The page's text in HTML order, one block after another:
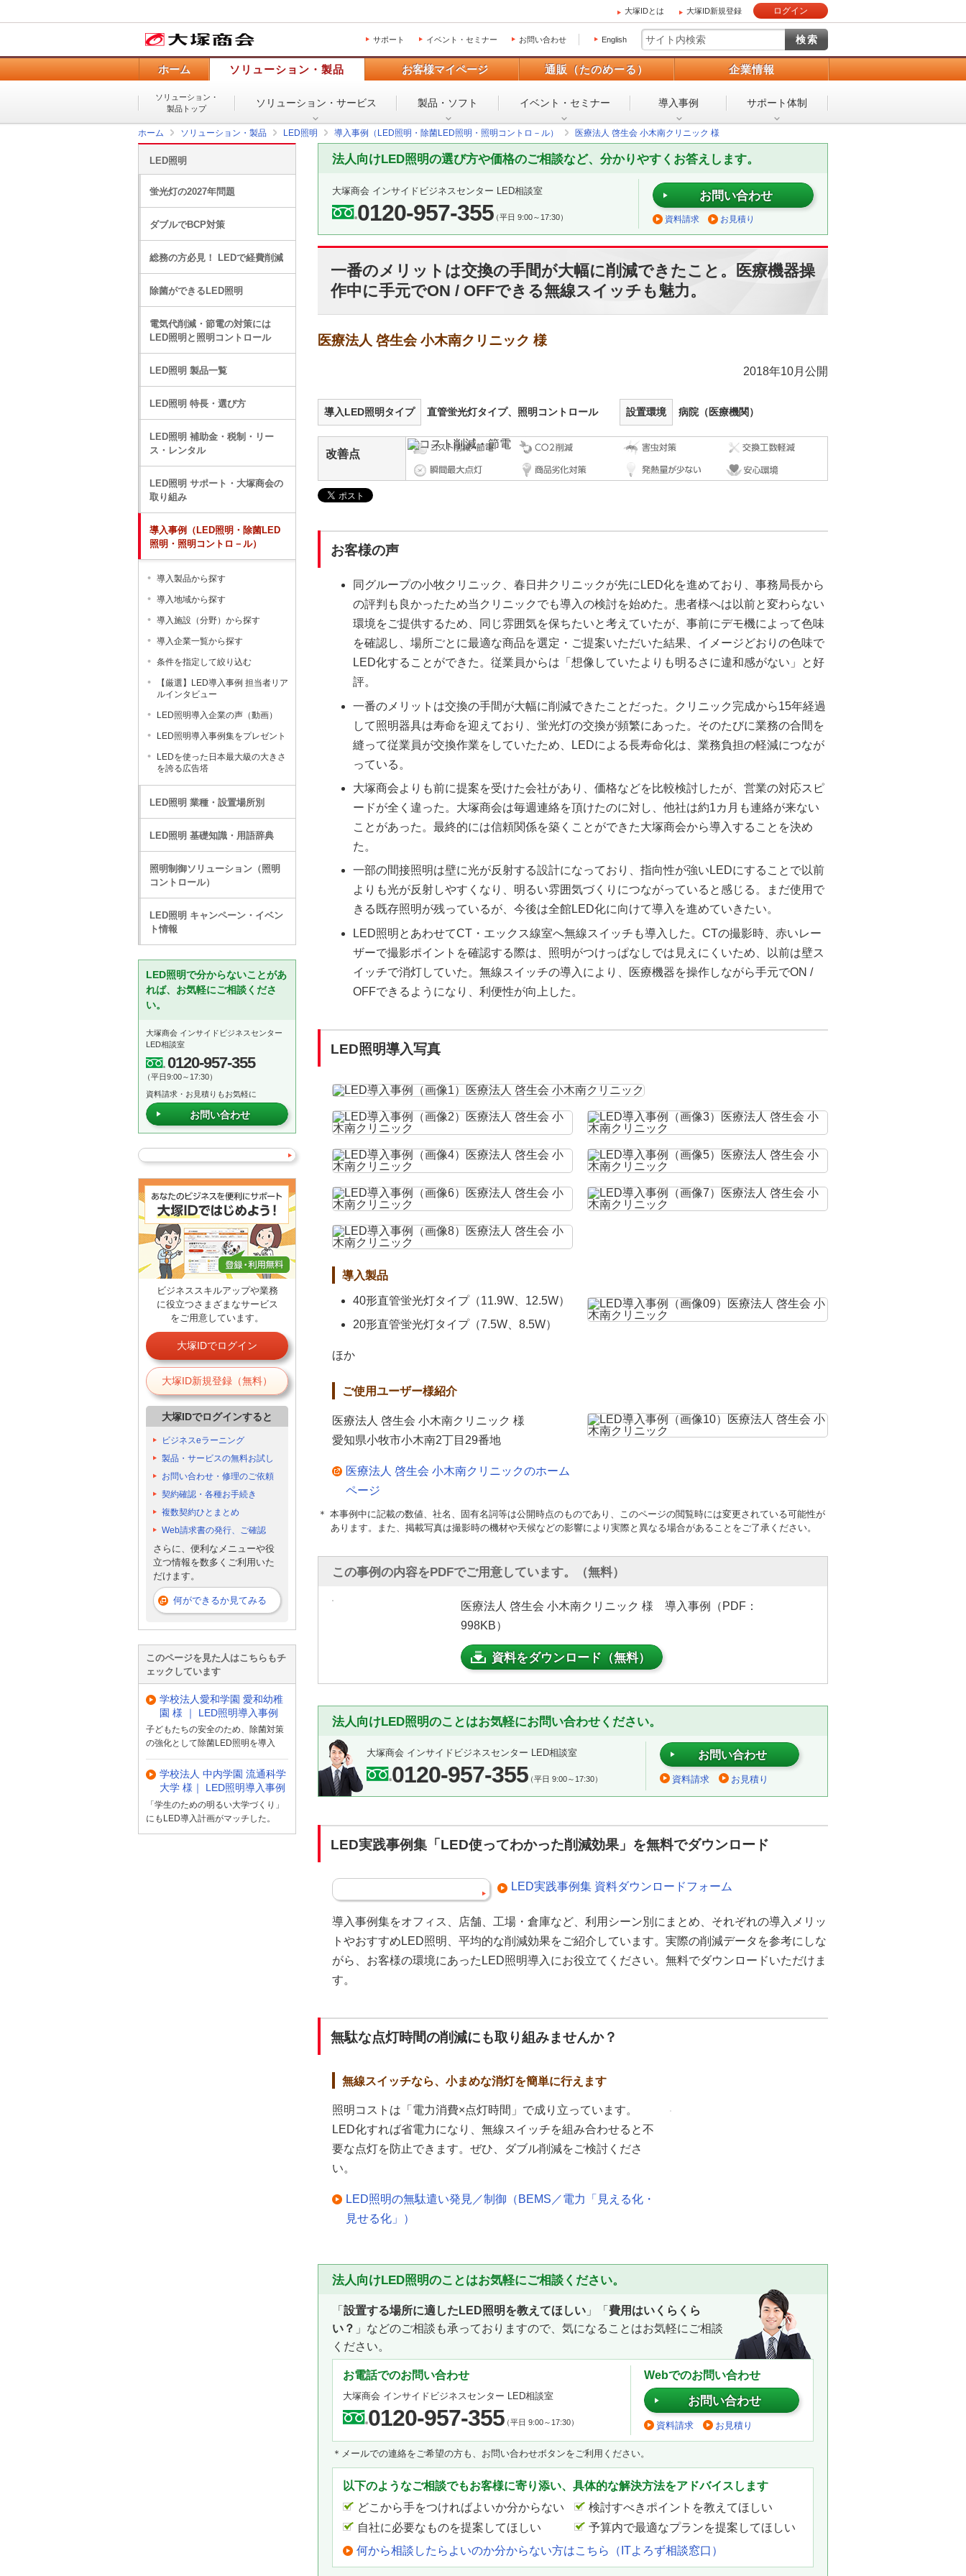
大塚IDとは 大塚ID新規登録 ログイン
サポート イベント・セミナー お問い合わせ English
ホーム ソリューション・製品 お客様マイページ 通販（たのめーる） 企業情報
ソリューション・
製品トップ
ソリューション・ サービス 製品・ソフト イベント・ セミナー 導入事例 サポート体制
ホーム ソリューション・製品 LED照明 導入事例（LED照明・除菌LED照明・照明コントロ－ル） 医療法人 啓生会 小木南クリニック 様
法人向けLED照明の選び方や価格のご相談など、分かりやすくお答えします。
大塚商会 インサイドビジネスセンター LED相談室
0120-957-355（平日 9:00～17:30）
お問い合わせ
資料請求 お見積り
一番のメリットは交換の手間が大幅に削減できたこと。医療機器操
作中に手元でON / OFFできる無線スイッチも魅力。
医療法人 啓生会 小木南クリニック 様
2018年10月公開
導入LED照明タイプ 直管蛍光灯タイプ、照明コントロール 設置環境 病院（医療機関）
改善点
お客様の声
同グループの小牧クリニック、春日井クリニックが先にLED化を進めており、事務局長から
の評判も良かったため当クリニックでも導入の検討を始めた。患者様へは以前と変わらない
環境をご提供するため、同じ雰囲気を保ちたいと考えていたが、事前にデモ機によって色味
を確認し、場所ごとに最適な商品を選定・ご提案いただいた結果、イメージどおりの色味で
LED化することができた。従業員からは「想像していたよりも明るさに違和感がない」と好
評。
一番のメリットは交換の手間が大幅に削減できたことだった。クリニック完成から15年経過
して照明器具は寿命を迎えており、蛍光灯の交換が頻繁にあった。そのたびに業務の合間を
縫って従業員が交換作業をしていたため、LEDによる長寿命化は、業務負担の軽減につなが
っている。
大塚商会よりも前に提案を受けた会社があり、価格などを比較検討したが、営業の対応スピ
ードが全く違った。大塚商会は毎週連絡を頂けたのに対し、他社は約1カ月も連絡が来ない
ことがあった。最終的には信頼関係を築くことができた大塚商会から導入することを決め
た。
一部の間接照明は壁に光が反射する設計になっており、指向性が強いLEDにすることで以前
よりも光が反射しやすくなり、明るい雰囲気づくりにつながっていると感じる。まだ使用で
きる既存照明が残っているが、今後は全館LED化に向けて導入を進めていきたい。
LED照明とあわせてCT・エックス線室へ無線スイッチも導入した。CTの撮影時、赤いレー
ザーで撮影ポイントを確認する際は、照明がつけっぱなしでは見えにくいため、以前は壁ス
イッチで消灯していた。無線スイッチの導入により、医療機器を操作しながら手元でON /
OFFできるようになり、利便性が向上した。
LED照明導入写真
導入製品
40形直管蛍光灯タイプ（11.9W、12.5W）
20形直管蛍光灯タイプ（7.5W、8.5W）
ほか
ご使用ユーザー様紹介
医療法人 啓生会 小木南クリニック 様
愛知県小牧市小木南2丁目29番地
医療法人 啓生会 小木南クリニックのホーム
ページ
＊ 本事例中に記載の数値、社名、固有名詞等は公開時点のものであり、このページの閲覧時には変更されている可能性が
あります。また、掲載写真は撮影時の機材や天候などの影響により実際と異なる場合があることをご了承ください。
この事例の内容をPDFでご用意しています。（無料）
医療法人 啓生会 小木南クリニック 様 導入事例（PDF：
998KB）
資料をダウンロード（無料）
法人向けLED照明のことはお気軽にお問い合わせください。
大塚商会 インサイドビジネスセンター LED相談室
0120-957-355（平日 9:00～17:30）
お問い合わせ
資料請求 お見積り
LED実践事例集「LED使ってわかった削減効果」を無料でダウンロード
LED実践事例集 資料ダウンロードフォーム
導入事例集をオフィス、店舗、工場・倉庫など、利用シーン別にまとめ、それぞれの導入メリッ
トやおすすめLED照明、平均的な削減効果をご紹介しています。実際の削減データを参考にしな
がら、お客様の環境にあったLED照明導入にお役立てください。無料でダウンロードいただけま
す。
無駄な点灯時間の削減にも取り組みませんか？
無線スイッチなら、小まめな消灯を簡単に行えます
照明コストは「電力消費×点灯時間」で成り立っています。
LED化すれば省電力になり、無線スイッチを組み合わせると不
要な点灯を防止できます。ぜひ、ダブル削減をご検討くださ
い。
LED照明の無駄遣い発見／制御（BEMS／電力「見える化・
見せる化」）
法人向けLED照明のことはお気軽にご相談ください。
「 設置する場所に適したLED照明を教えてほしい 」「 費用はいくらくら
い？ 」などのご相談も承っておりますので、気になることはお気軽にご相談
ください。
お電話でのお問い合わせ
大塚商会 インサイドビジネスセンター LED相談室
0120-957-355（平日 9:00～17:30）
Webでのお問い合わせ
お問い合わせ
資料請求 お見積り
＊メールでの連絡をご希望の方も、お問い合わせボタンをご利用ください。
以下のようなご相談でもお客様に寄り添い、具体的な解決方法をアドバイスします
どこから手をつければよいか分からない
検討すべきポイントを教えてほしい
自社に必要なものを提案してほしい
予算内で最適なプランを提案してほしい
何から相談したらよいのか分からない方はこちら（ITよろず相談窓口）
LED照明
蛍光灯の2027年問題
ダブルでBCP対策
総務の方必見！ LEDで経費削減
除菌ができるLED照明
電気代削減・節電の対策には
LED照明と照明コントロール
LED照明 製品一覧
LED照明 特長・選び方
LED照明 補助金・税制・リー
ス・レンタル
LED照明 サポート・大塚商会の
取り組み
導入事例（LED照明・除菌LED
照明・照明コントロ－ル）
導入製品から探す
導入地域から探す
導入施設（分野）から探す
導入企業一覧から探す
条件を指定して絞り込む
【厳選】LED導入事例 担当者リア
ルインタビュー
LED照明導入企業の声（動画）
LED照明導入事例集をプレゼント
LEDを使った日本最大級の大きさ
を誇る広告塔
LED照明 業種・設置場所別
LED照明 基礎知識・用語辞典
照明制御ソリューション（照明
コントロール）
LED照明 キャンペーン・イベン
ト情報
LED照明で分からないことがあ
れば、お気軽にご相談くださ
い。
大塚商会 インサイドビジネスセンター
LED相談室
0120-957-355
（平日9:00～17:30）
資料請求・お見積りもお気軽に
お問い合わせ
ビジネススキルアップや業務
に役立つさまざまなサービス
をご用意しています。
大塚IDでログイン
大塚ID新規登録（無料）
大塚IDでログインすると
ビジネスeラーニング
製品・サービスの無料お試し
お問い合わせ・修理のご依頼
契約確認・各種お手続き
複数契約ひとまとめ
Web請求書の発行、ご確認
さらに、便利なメニューや役
立つ情報を数多くご利用いた
だけます。
何ができるか見てみる
このページを見た人はこちらもチ
ェックしています
学校法人愛和学園 愛和幼稚
園 様 ｜ LED照明導入事例
子どもたちの安全のため、除菌対策
の強化として除菌LED照明を導入
学校法人 中内学園 流通科学
大学 様｜ LED照明導入事例
「学生のための明るい大学づくり」
にもLED導入計画がマッチした。